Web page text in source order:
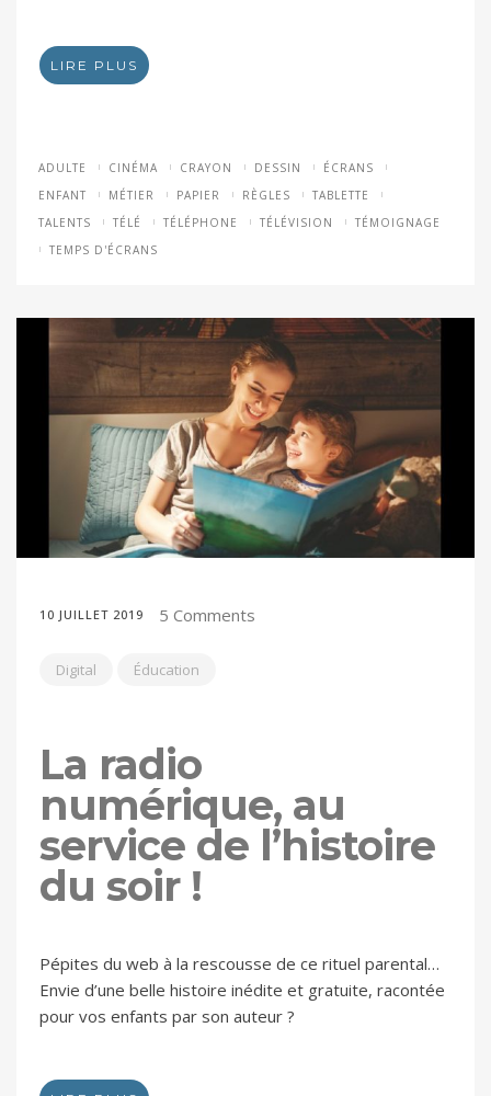
LIRE PLUS
ADULTE CINÉMA CRAYON DESSIN
ÉCRANS
ENFANT
MÉTIER PAPIER RÈGLES
TABLETTE
TALENTS
TÉLÉ TÉLÉPHONE TÉLÉVISION
TÉMOIGNAGE
TEMPS D'ÉCRANS
10 JUILLET 2019 5 Comments
Digital Éducation
La radio
numérique, au
service de l’histoire
du soir !
Pépites du web à la rescousse de ce rituel parental…
Envie d’une belle histoire inédite et gratuite, racontée
pour vos enfants par son auteur ?